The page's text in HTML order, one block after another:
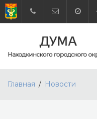
Главная Новости